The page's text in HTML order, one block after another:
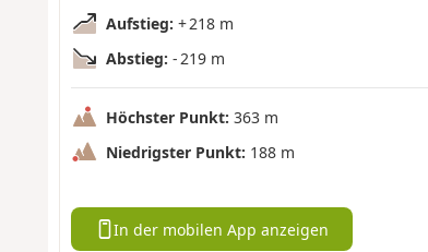
Aufstieg: + 218 m
Abstieg: - 219 m
Höchster Punkt: 363 m
Niedrigster Punkt: 188 m
In der mobilen App anzeigen